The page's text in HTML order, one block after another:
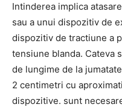
Intinderea implica
sau a unui dispozitiv de
dispozitiv de tractiune a
tensiune blanda. Cateva
de lungime de la
2 centimetri cu
dispozitive. sunt